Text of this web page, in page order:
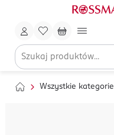
Wszystkie kategorie